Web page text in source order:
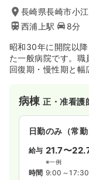
給与 21.5〜
※一例
時間 8:30～17:30
担当業務未経験可
気に
長崎県長崎市小
西浦上駅
8分
昭和30年に開院以
た一般病院です。職
回復期・慢性期と幅
病棟正・准看護
日勤のみ（常勤
給与 21.7〜
※一例
時間 9:00～17:30